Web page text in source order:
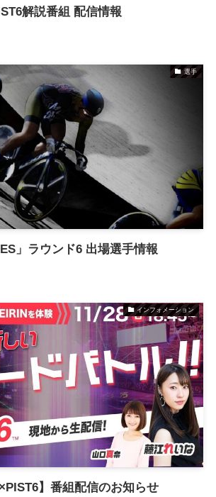
解説番組 配信情報
選手
」ラウンド6 出場選手情報
インフォメーション
】番組配信のお知らせ